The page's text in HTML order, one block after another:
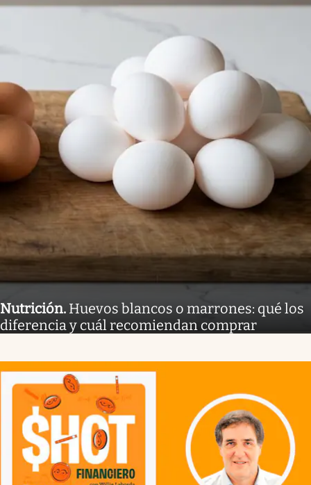
Nutrición. Huevos blancos o marrones: qué los
diferencia y cuál recomiendan comprar